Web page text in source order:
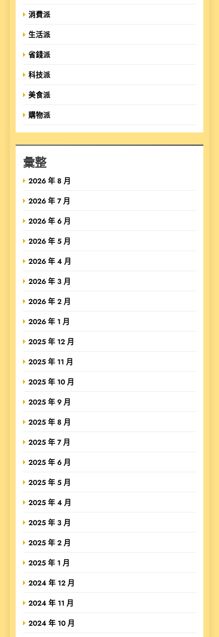
消費派
生活派
省錢派
科技派
美食派
購物派
彙整
2026 年 8 月
2026 年 7 月
2026 年 6 月
2026 年 5 月
2026 年 4 月
2026 年 3 月
2026 年 2 月
2026 年 1 月
2025 年 12 月
2025 年 11 月
2025 年 10 月
2025 年 9 月
2025 年 8 月
2025 年 7 月
2025 年 6 月
2025 年 5 月
2025 年 4 月
2025 年 3 月
2025 年 2 月
2025 年 1 月
2024 年 12 月
2024 年 11 月
2024 年 10 月